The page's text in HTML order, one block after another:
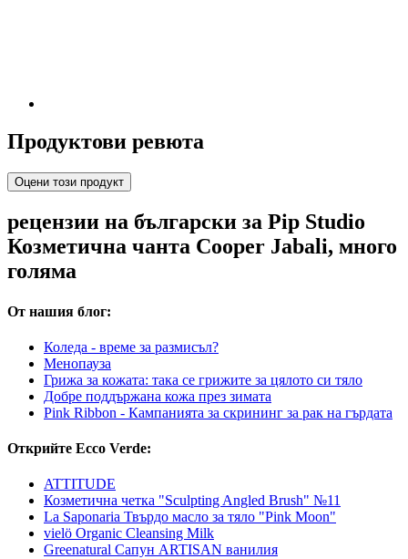
Продуктови ревюта
Оцени този продукт
рецензии на български за Pip Studio
Козметична чанта Cooper Jabali, много
голяма
От нашия блог:
Коледа - време за размисъл?
Менопауза
Грижа за кожата: така се грижите за цялото си тяло
Добре поддържана кожа през зимата
Pink Ribbon - Кампанията за скрининг за рак на гърдата
Открийте Ecco Verde:
ATTITUDE
Козметична четка "Sculpting Angled Brush" №11
La Saponaria Твърдо масло за тяло "Pink Moon"
vielö Organic Cleansing Milk
Greenatural Сапун ARTISAN ванилия